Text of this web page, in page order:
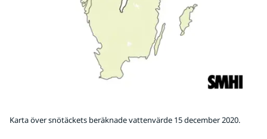
Karta över snötäckets beräknade vattenvärde 15 december 2020.